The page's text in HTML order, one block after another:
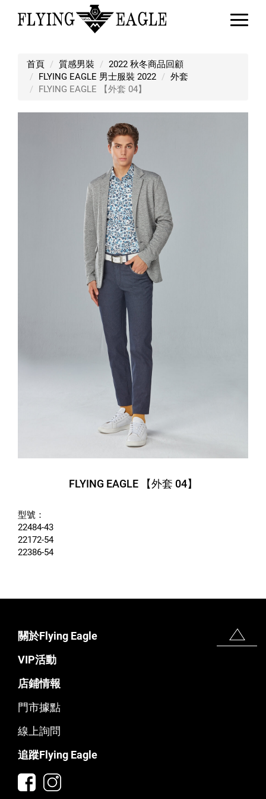
首頁 質感男裝
2022 秋冬商品回顧
FLYING EAGLE 男士服裝 2022
外套
FLYING EAGLE 【外套 04】
FLYING EAGLE 【外套 04】
型號：
22484-43
22172-54
22386-54
關於Flying Eagle
VIP活動
店鋪情報
門市據點
線上詢問
追蹤Flying Eagle